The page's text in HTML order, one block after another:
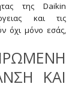
της Daikin
και τις
όχι μόνο εσάς,
ΚΑΙ